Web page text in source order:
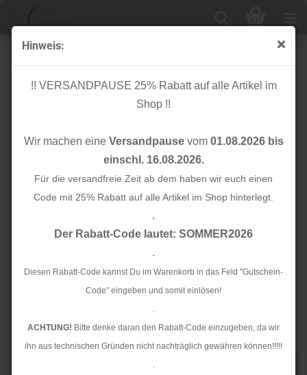
Hinweis:
!! VERSANDPAUSE 25% Rabatt auf alle Artikel im
Shop !!
Wir machen eine Versandpausevom 01.08.2026 bis
einschl. 16.08.2026.
Für die versandfreie Zeit ab dem haben wir euch einen
Code mit 25% Rabatt auf alle Artikel im Shop hinterlegt.
.
Der Rabatt-Code lautet: SOMMER2026
.
Diesen Rabatt-Code kannst Du im Warenkorb in das Feld "Gutschein-
Code" eingeben und somit einlösen!
.
ACHTUNG! Bitte denke daran den Rabatt-Code einzugeben, da wir
ihn aus technischen Gründen nicht nachträglich gewähren können!!!!!
.
Applikation - Aufbügler - Herz - silber glitzer